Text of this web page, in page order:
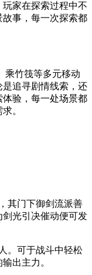
家在探索过程中不
事，每一次探索都
乘竹筏等多元移动
追寻剧情线索，还
验，每一处场景都
。
其门下御剑流派善
光引决催动便可发
。可于战斗中轻松
出主力。